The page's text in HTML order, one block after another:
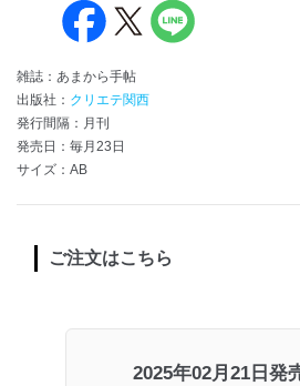
雑誌：あまから手帖
出版社： クリエテ関西
発行間隔：月刊
発売日：毎月23日
サイズ：AB
ご注文はこちら
2025年02月21日発